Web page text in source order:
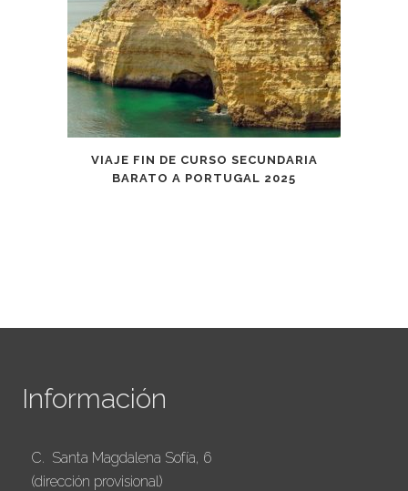
VIAJE FIN DE CURSO SECUNDARIA
BARATO A PORTUGAL 2025
Información
C. Santa Magdalena Sofía, 6
(dirección provisional)